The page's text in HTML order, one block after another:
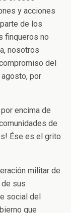
y acciones
de los
finqueros no
nosotros
del
por
encima de
de
Ése es el grito
militar de
sus
social del
que